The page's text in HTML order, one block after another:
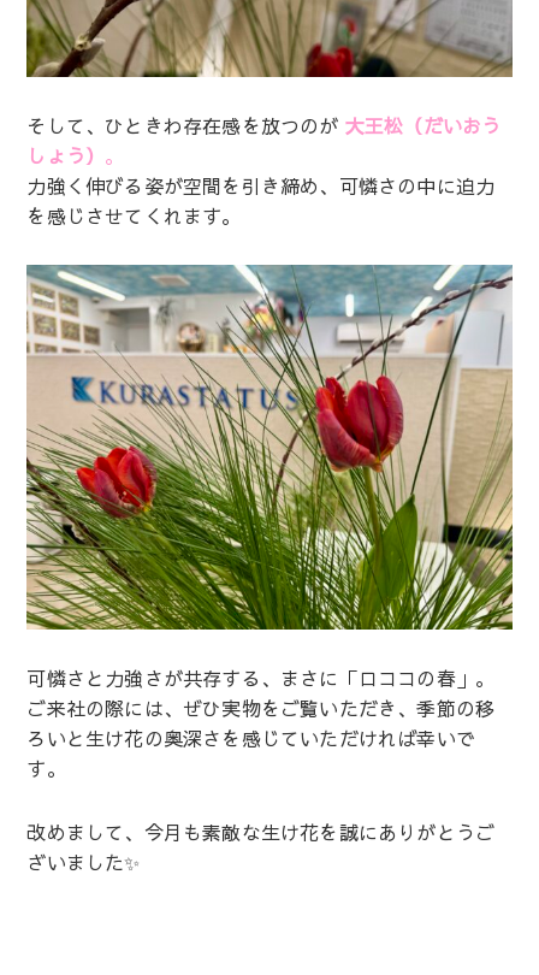
そして、ひときわ存在感を放つのが 大王松（だいおう
しょう） 。
力強く伸びる姿が空間を引き締め、可憐さの中に迫力
を感じさせてくれます。
可憐さと力強さが共存する、まさに「ロココの春」。
ご来社の際には、ぜひ実物をご覧いただき、季節の移
ろいと生け花の奥深さを感じていただければ幸いで
す。
改めまして、今月も素敵な生け花を誠にありがとうご
ざいました✨